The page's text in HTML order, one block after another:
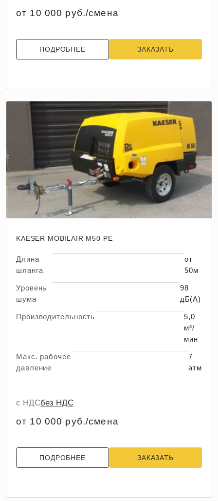
от 10 000 руб./смена
ПОДРОБНЕЕ ЗАКАЗАТЬ
KAESER MOBILAIR M50 PE
Длина
шланга
от
50м
Уровень
шума
98
дБ(А)
Производительность
5,0
м³/
мин
Макс. рабочее
давление
7
атм
с НДСбез НДС
от 10 000 руб./смена
ПОДРОБНЕЕ ЗАКАЗАТЬ